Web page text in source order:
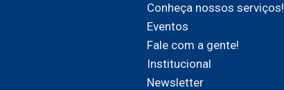
Conheça nossos serviços!
Eventos
Fale com a gente!
Institucional
Newsletter